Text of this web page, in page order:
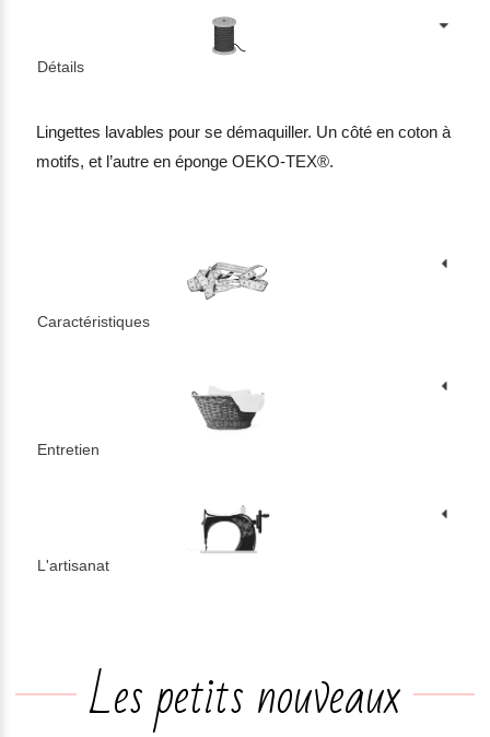
Détails
Lingettes lavables pour se démaquiller. Un côté en coton à
motifs, et l’autre en éponge OEKO-TEX®.
Caractéristiques
Entretien
L'artisanat